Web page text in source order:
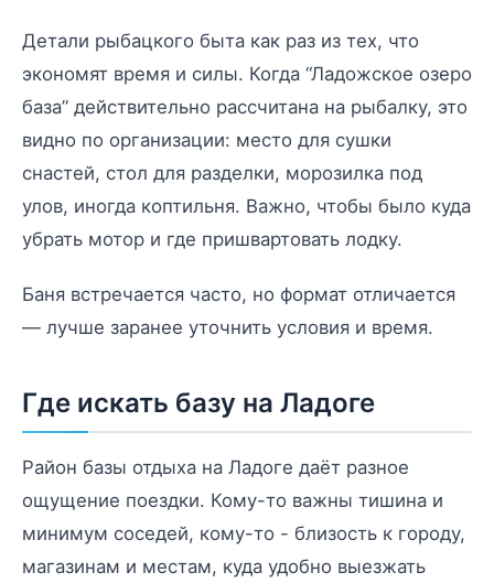
Детали рыбацкого быта как раз из тех, что
экономят время и силы. Когда “Ладожское озеро
база” действительно рассчитана на рыбалку, это
видно по организации: место для сушки
снастей, стол для разделки, морозилка под
улов, иногда коптильня. Важно, чтобы было куда
убрать мотор и где пришвартовать лодку.
Баня встречается часто, но формат отличается
— лучше заранее уточнить условия и время.
Где искать базу на Ладоге
Район базы отдыха на Ладоге даёт разное
ощущение поездки. Кому-то важны тишина и
минимум соседей, кому-то - близость к городу,
магазинам и местам, куда удобно выезжать